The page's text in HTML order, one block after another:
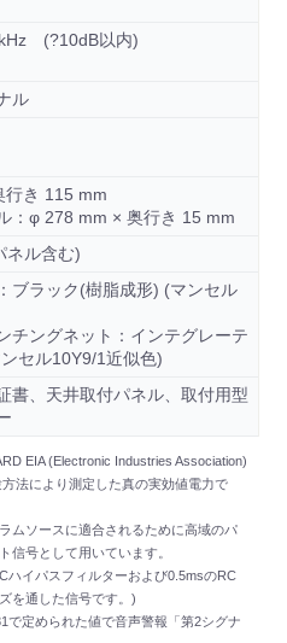
(?10dB以内)
ル
き 115 mm
：φ 278 mm × 奥行き 15 mm
ネル含む)
ブラック(樹脂成形) (マンセル
チングネット：インテグレーテ
セル10Y9/1近似色)
書、天井取付パネル、取付用型
EIA (Electronic Industries Association)
により測定した真の実効値電力で
ソースに適合されるために高域のパ
信号として用いています。
イパスフィルターおよび0.5msのRC
を通した信号です。)
定められた値で音声警報「第2シグナ